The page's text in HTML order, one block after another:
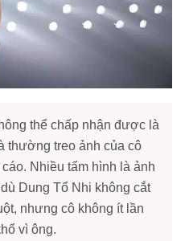
thể chấp nhận được là
thường treo ảnh của cô
Nhiều tấm hình là ảnh
Dung Tổ Nhi không cắt
nhưng cô không ít lần
vì ông.